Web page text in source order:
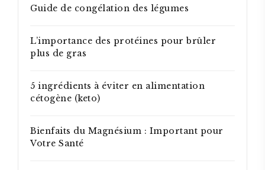
Guide de congélation des légumes
L’importance des protéines pour brûler
plus de gras
5 ingrédients à éviter en alimentation
cétogène (keto)
Bienfaits du Magnésium : Important pour
Votre Santé